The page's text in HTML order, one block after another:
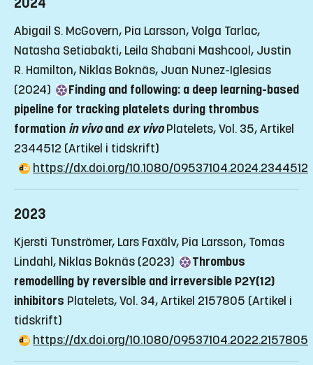
Abigail S. McGovern, Pia Larsson, Volga Tarlac,
Natasha Setiabakti, Leila Shabani Mashcool, Justin
R. Hamilton, Niklas Boknäs, Juan Nunez-Iglesias
(2024)
Finding and following: a deep learning-based
pipeline for tracking platelets during thrombus
formation in vivoand ex vivo Platelets, Vol. 35, Artikel
2344512 (Artikel i tidskrift)
https://dx.doi.org/10.1080/09537104.2024.2344512
2023
Kjersti Tunströmer, Lars Faxälv, Pia Larsson, Tomas
Lindahl, Niklas Boknäs (2023)
Thrombus
remodelling by reversible and irreversible P2Y(12)
inhibitors Platelets, Vol. 34, Artikel 2157805 (Artikel i
tidskrift)
https://dx.doi.org/10.1080/09537104.2022.2157805